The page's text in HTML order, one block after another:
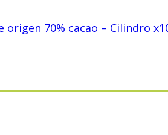
70% cacao – Cilindro